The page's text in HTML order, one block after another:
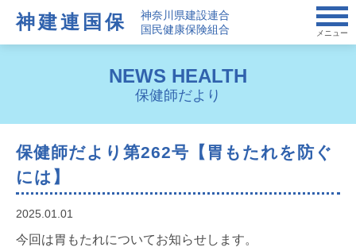
神建連国保
神奈川県建設連合
国民健康保険組合
メニュー
NEWS HEALTH
保健師だより
保健師だより第262号【胃もたれを防ぐ
には】
2025.01.01
今回は胃もたれについてお知らせします。